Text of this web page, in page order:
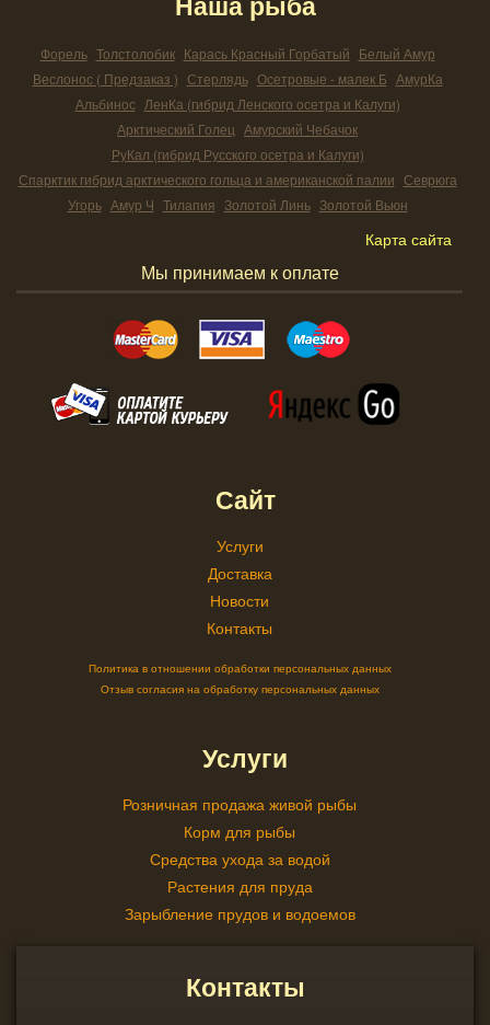
Форель Толстолобик Карась Красный Горбатый Белый Амур
Веслонос ( Предзаказ ) Стерлядь Осетровые - малек Б АмурКа
Альбинос ЛенКа (гибрид Ленского осетра и Калуги)
Арктический Голец Амурский Чебачок
РуКал (гибрид Русского осетра и Калуги)
Спарктик гибрид арктического гольца и американской палии Севрюга
Угорь Амур Ч Тилапия Золотой Линь Золотой Вьюн
Карта сайта
Мы принимаем к оплате
Сайт
Услуги
Доставка
Новости
Контакты
Политика в отношении обработки персональных данных
Отзыв согласия на обработку персональных данных
Услуги
Розничная продажа живой рыбы
Корм для рыбы
Средства ухода за водой
Растения для пруда
Зарыбление прудов и водоемов
Контакты